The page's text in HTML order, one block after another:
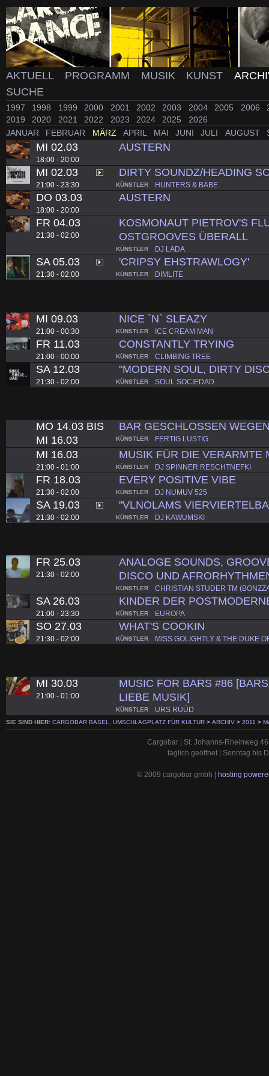
AKTUELL PROGRAMM MUSIK KUNST
SUCHE
1997 1998 1999 2000 2001 2002 2003 2004 2005 2006
2019
2020 2021 2022 2023 2024 2025
2026
JANUAR
FEBRUAR MÄRZ APRIL MAI JUNI JULI AUGUST
MI 02.03
18:00 - 20:00
AUSTERN
MI 02.03
21:00 - 23:30
DIRTY SOUNDZ/HEADING
KÜNSTLER HUNTERS & BABE
DO 03.03
18:00 - 20:00
AUSTERN
FR 04.03
21:30 - 02:00
KOSMONAUT PIETROV'S
OSTGROOVES ÜBERALL
KÜNSTLER DJ LADA
SA 05.03
21:30 - 02:00
'CRIPSY EHSTRAWLOGY'
KÜNSTLER DIMLITE
MI 09.03
21:00 - 00:30
NICE `N` SLEAZY
KÜNSTLER ICE CREAM MAN
FR 11.03
21:00 - 00:00
CONSTANTLY TRYING
KÜNSTLER CLIMBING TREE
SA 12.03
21:30 - 02:00
"MODERN SOUL, DIRTY
KÜNSTLER SOUL SOCIEDAD
MO 14.03 BIS
MI 16.03
BAR GESCHLOSSEN
KÜNSTLER FERTIG LUSTIG
MI 16.03
21:00 - 01:00
MUSIK FÜR DIE VERARMTE
KÜNSTLER DJ SPINNER RESCHTNEFKI
FR 18.03
21:30 - 02:00
EVERY POSITIVE VIBE
KÜNSTLER DJ NUMUV 525
SA 19.03
21:30 - 02:00
"VLNOLAMS
KÜNSTLER DJ KAWUMSKI
FR 25.03
21:30 - 02:00
ANALOGE SOUNDS,
DISCO UND
KÜNSTLER CHRISTIAN STUDER TM
SA 26.03
21:00 - 23:30
KINDER DER
KÜNSTLER EUROPA
SO 27.03
21:30 - 02:00
WHAT'S COOKIN
KÜNSTLER MISS GOLIGHTLY & THE DUKE
MI 30.03
21:00 - 01:00
MUSIC FOR BARS #86
LIEBE MUSIK]
KÜNSTLER URS RÜÜD
SIE SIND HIER: CARGOBAR BASEL, UMSCHLAGPLATZ FÜR KULTUR > ARCHIV > 2011 >
Cargobar | St. Johanns-Rheinweg
täglich geöffnet | Sonntag bis
© 2009 cargobar gmbh | hosting